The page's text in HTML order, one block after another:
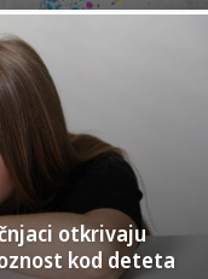
otkrivaju
kod deteta